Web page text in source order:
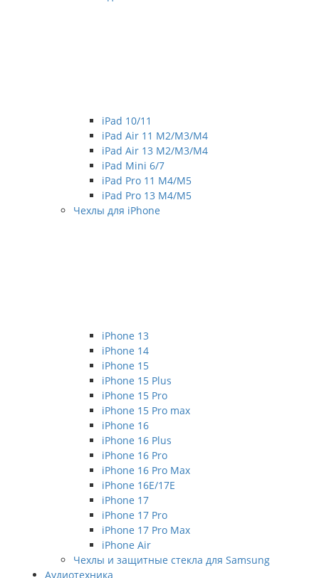
iPad 10/11
iPad Air 11 M2/M3/M4
iPad Air 13 M2/M3/M4
iPad Mini 6/7
iPad Pro 11 M4/M5
iPad Pro 13 M4/M5
Чехлы для iPhone
iPhone 13
iPhone 14
iPhone 15
iPhone 15 Plus
iPhone 15 Pro
iPhone 15 Pro max
iPhone 16
iPhone 16 Plus
iPhone 16 Pro
iPhone 16 Pro Max
iPhone 16E/17E
iPhone 17
iPhone 17 Pro
iPhone 17 Pro Max
iPhone Air
Чехлы и защитные стекла для Samsung
Аудиотехника